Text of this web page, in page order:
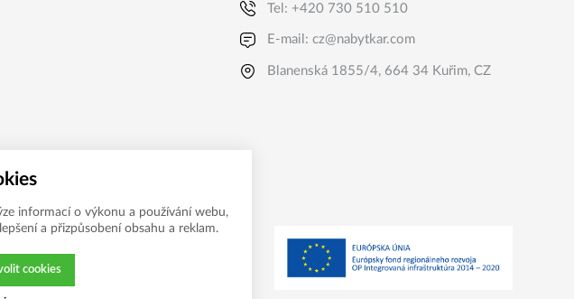
Tel: +420 730 510 510
E-mail:cz@nabytkar.com
Blanenská 1855/4, 664 34 Kuřim, CZ
informací o výkonu a používání webu,
a přizpůsobení obsahu a reklam.
cookies